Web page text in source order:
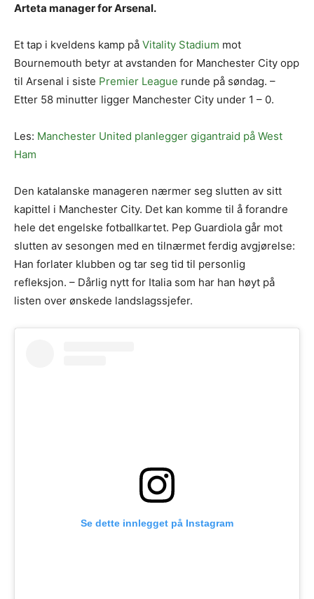
Arteta manager for Arsenal.
Et tap i kveldens kamp på Vitality Stadium mot
Bournemouth betyr at avstanden for Manchester City opp
til Arsenal i siste Premier League runde på søndag. –
Etter 58 minutter ligger Manchester City under 1 – 0.
Les: Manchester United planlegger gigantraid på West
Ham
Den katalanske manageren nærmer seg slutten av sitt
kapittel i Manchester City. Det kan komme til å forandre
hele det engelske fotballkartet. Pep Guardiola går mot
slutten av sesongen med en tilnærmet ferdig avgjørelse:
Han forlater klubben og tar seg tid til personlig
refleksjon. – Dårlig nytt for Italia som har han høyt på
listen over ønskede landslagssjefer.
Se dette innlegget på Instagram